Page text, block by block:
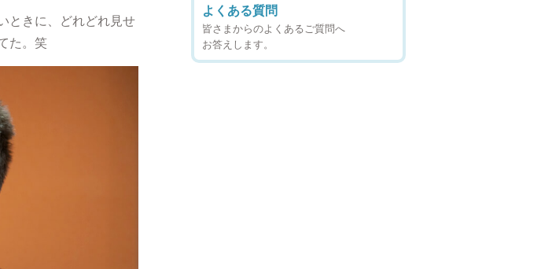
ときに、どれどれ見せ
た。笑
よくある質問
皆さまからのよくあるご質問へ
お答えします。